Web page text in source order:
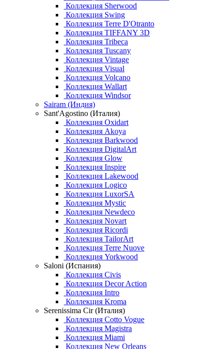
Коллекция Sherwood
Коллекция Swing
Коллекция Terre D'Otranto
Коллекция TIFFANY 3D
Коллекция Tribeca
Коллекция Tuscany
Коллекция Vintage
Коллекция Visual
Коллекция Volcano
Коллекция Wallart
Коллекция Windsor
Sairam (Индия)
Sant'Agostino (Италия)
Коллекция Oxidart
Коллекция Akoya
Коллекция Barkwood
Коллекция DigitalArt
Коллекция Glow
Коллекция Inspire
Коллекция Lakewood
Коллекция Logico
Коллекция LuxorSA
Коллекция Mystic
Коллекция Newdeco
Коллекция Novart
Коллекция Ricordi
Коллекция TailorArt
Коллекция Terre Nuove
Коллекция Yorkwood
Saloni (Испания)
Коллекция Civis
Коллекция Decor Action
Коллекция Intro
Коллекция Kroma
Serenissima Cir (Италия)
Коллекция Cotto Vogue
Коллекция Magistra
Коллекция Miami
Коллекция New Orleans